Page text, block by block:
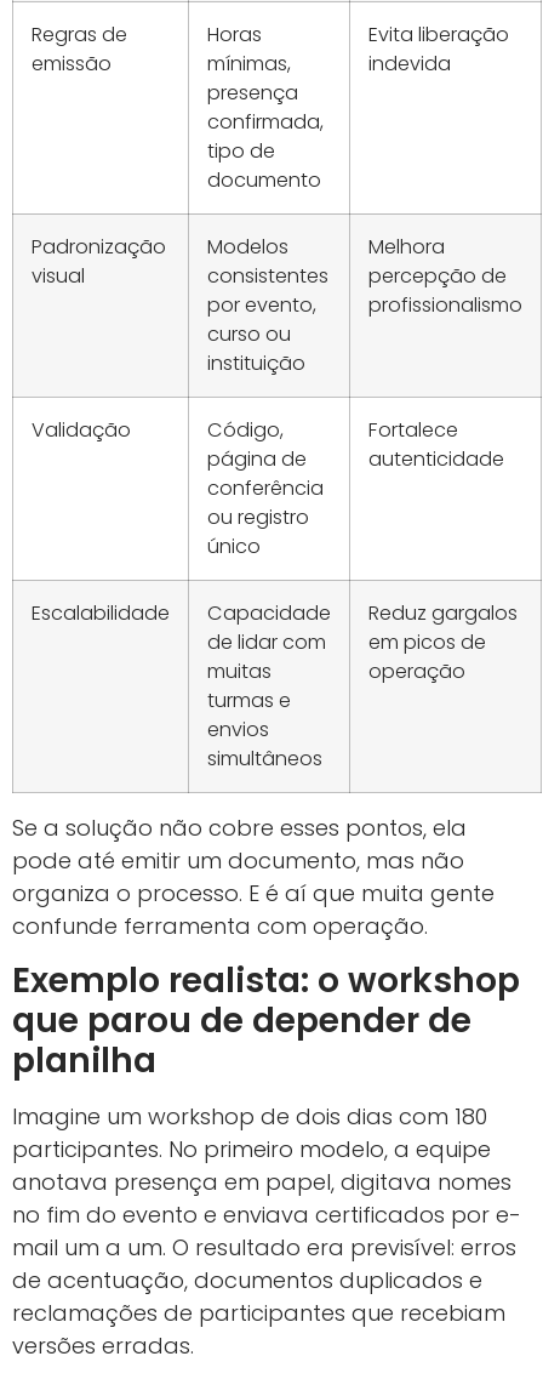
Regras de
emissão
Horas
mínimas,
presença
confirmada,
tipo de
documento
Evita liberação
indevida
Padronização
visual
Modelos
consistentes
por evento,
curso ou
instituição
Melhora
percepção de
profissionalismo
Validação
Código,
página de
conferência
ou registro
único
Fortalece
autenticidade
Escalabilidade
Capacidade
de lidar com
muitas
turmas e
envios
simultâneos
Reduz gargalos
em picos de
operação
Se a solução não cobre esses pontos, ela
pode até emitir um documento, mas não
organiza o processo. E é aí que muita gente
confunde ferramenta com operação.
Exemplo realista: o workshop
que parou de depender de
planilha
Imagine um workshop de dois dias com 180
participantes. No primeiro modelo, a equipe
anotava presença em papel, digitava nomes
no fim do evento e enviava certificados por e-
mail um a um. O resultado era previsível: erros
de acentuação, documentos duplicados e
reclamações de participantes que recebiam
versões erradas.